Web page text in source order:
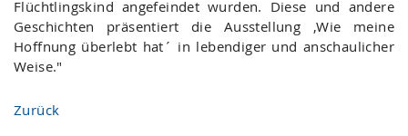
Flüchtlingskind angefeindet wurden. Diese und andere
Geschichten präsentiert die Ausstellung ,Wie meine
Hoffnung überlebt hat´ in lebendiger und anschaulicher
Weise."
Zurück